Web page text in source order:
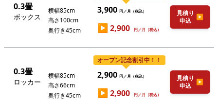
0.3畳
ボックス
横幅85cm
高さ100cm
奥行き45cm
3,900円／月（税込）
▶2,900 円／月（税込）
見積り
申込
▶
0.3畳
ロッカー
横幅85cm
高さ66cm
奥行き45cm
オープン記念割引中！！
2,900円／月（税込）
▶2,900 円／月（税込）
見積り
申込
▶